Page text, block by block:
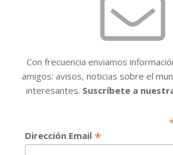
Con frecuencia enviamos
amigos: avisos, noticias sobre el
interesantes. Suscríbete a
Dirección Email *